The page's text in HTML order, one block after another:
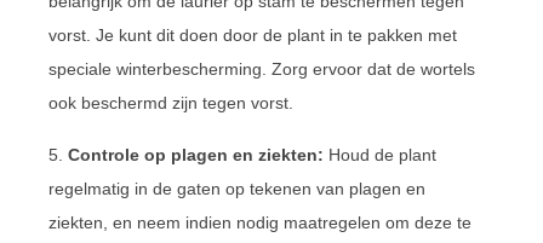
vorst. Je kunt dit doen door de plant in te pakken met
speciale winterbescherming. Zorg ervoor dat de wortels
ook beschermd zijn tegen vorst.
5. Controle op plagen en ziekten: Houd de plant
regelmatig in de gaten op tekenen van plagen en
ziekten, en neem indien nodig maatregelen om deze te